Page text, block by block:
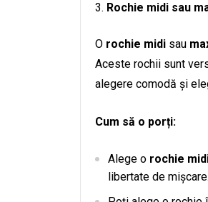
Rochie midi sau
O rochie midi sau
Aceste rochii sunt
alegere comodă și
Cum să o porți:
Alege o rochie
libertate de mișcare.